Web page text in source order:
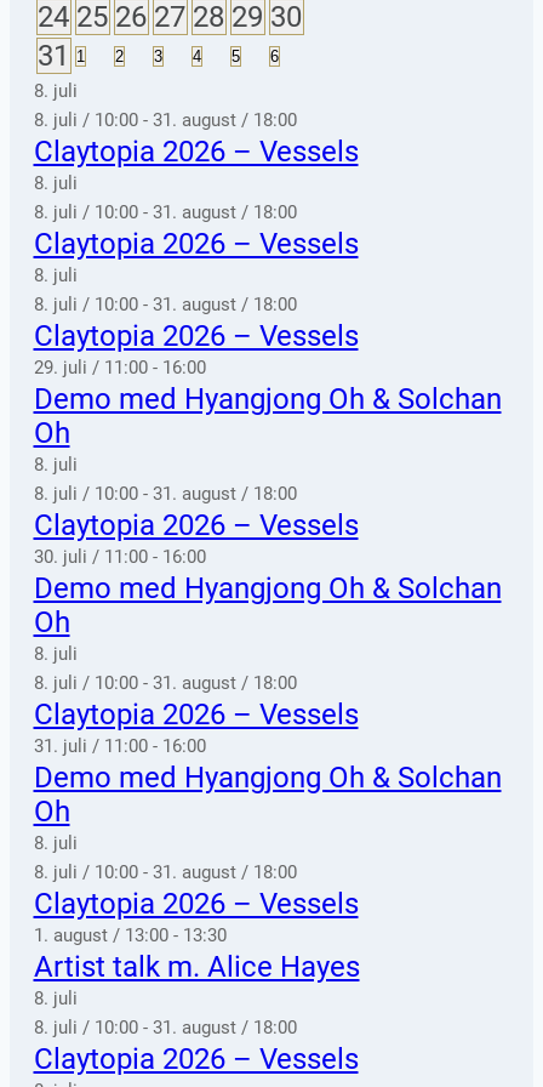
BEGIVENHED
BEGIVENHED
BEGIVENHED
BEGIVENHED
BEGIVENHED
BEGIVENHEDER
BEGIVENHED
1
BEGIVENHED
24 1
BEGIVENHED
25 1
BEGIVENHED
26 1
BEGIVENHED
27 1
BEGIVENHED
28 2
BEGIVENHEDER
29 2
BEGIVENHEDER
30
1
BEGIVENHED
31
0
BEGIVENHEDER
1
0
BEGIVENHEDER
2
0
BEGIVENHEDER
3
0
BEGIVENHEDER
4
0
BEGIVENHEDER
5
0
BEGIVENHEDER
6
8. juli
8. juli / 10:00- 31. august / 18:00
Claytopia 2026 – Vessels
8. juli
8. juli / 10:00- 31. august / 18:00
Claytopia 2026 – Vessels
8. juli
8. juli / 10:00- 31. august / 18:00
Claytopia 2026 – Vessels
29. juli / 11:00- 16:00
Demo med Hyangjong Oh & Solchan
Oh
8. juli
8. juli / 10:00- 31. august / 18:00
Claytopia 2026 – Vessels
30. juli / 11:00- 16:00
Demo med Hyangjong Oh & Solchan
Oh
8. juli
8. juli / 10:00- 31. august / 18:00
Claytopia 2026 – Vessels
31. juli / 11:00- 16:00
Demo med Hyangjong Oh & Solchan
Oh
8. juli
8. juli / 10:00- 31. august / 18:00
Claytopia 2026 – Vessels
1. august / 13:00- 13:30
Artist talk m. Alice Hayes
8. juli
8. juli / 10:00- 31. august / 18:00
Claytopia 2026 – Vessels